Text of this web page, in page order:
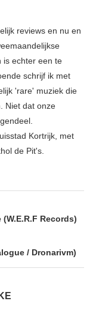
reviews en nu en
is echter een te
schrijf ik met
'rare' muziek die
Niet dat onze
Kortrijk, met
de Pit's.
(W.E.R.F Records)
/ Dronarivm)